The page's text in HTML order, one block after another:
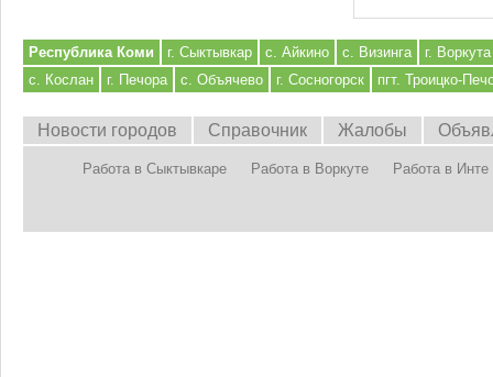
Республика Коми г. Сыктывкар с. Айкино с. Визинга
г. Воркута
с. Кослан
г. Печора с. Объячево г. Сосногорск пгт. Троицко-
Новости городов Справочник Жалобы
Работа в Сыктывкаре Работа в Воркуте Работа в Инте